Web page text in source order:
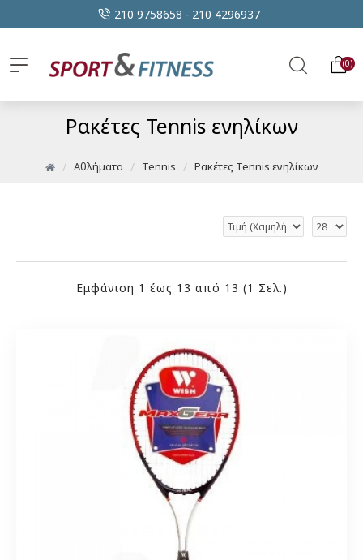
210 9758658 - 210 4296937
0
Αθλήματα Tennis Ρακέτες Tennis ενηλίκων
Ρακέτες Tennis ενηλίκων
Εμφάνιση 1 έως 13 από 13 (1 Σελ.)